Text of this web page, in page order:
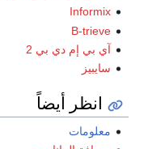
Informix
B-trieve
آي بي إم دي بي 2
سايبيز
انظر أيضاً
معلومات